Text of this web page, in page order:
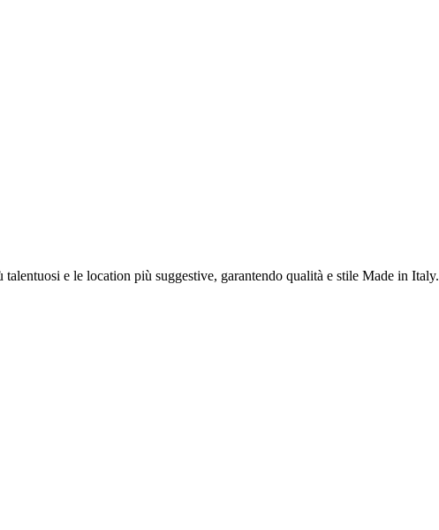
e le location più suggestive, garantendo qualità e stile Made in Italy.